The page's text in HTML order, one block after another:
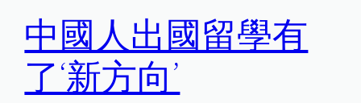
中國人出國留學有
了‘新方向’